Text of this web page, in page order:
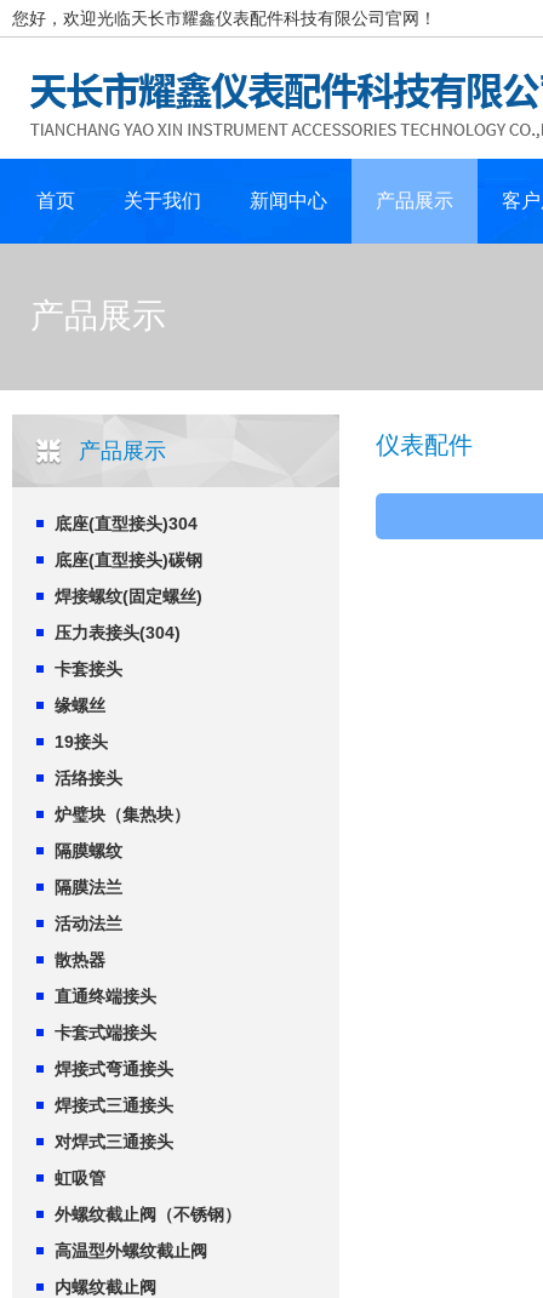
您好，欢迎光临天长市耀鑫仪表配件科技有限公司官网！
首页 关于我们 新闻中心 产品展示 客
产品展示
产品展示
底座(直型接头)304
底座(直型接头)碳钢
焊接螺纹(固定螺丝)
压力表接头(304)
卡套接头
缘螺丝
19接头
活络接头
炉璧块（集热块）
隔膜螺纹
隔膜法兰
活动法兰
散热器
直通终端接头
卡套式端接头
焊接式弯通接头
焊接式三通接头
对焊式三通接头
虹吸管
外螺纹截止阀（不锈钢）
高温型外螺纹截止阀
内螺纹截止阀
仪表配件